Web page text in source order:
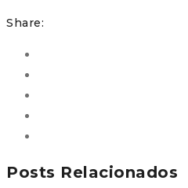
Share:
Posts Relacionados